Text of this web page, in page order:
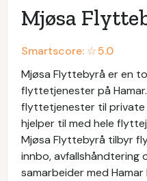
Mjøsa
Smartscore: ☆5.0
Mjøsa Flyttebyrå er en
flyttetjenester på
flyttetjenester til private
hjelper til med hele
Mjøsa Flyttebyrå tilbyr
innbo, avfallshåndtering
samarbeider med